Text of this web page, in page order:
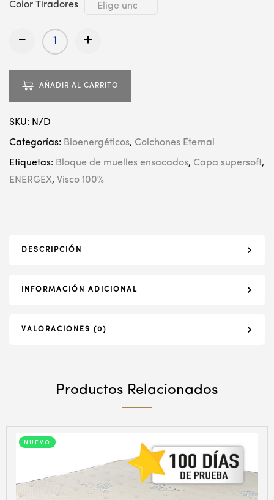
Color Tiradores
- +
AÑADIR AL CARRITO
SKU: N/D
Categorías: Bioenergéticos, Colchones Eternal
Etiquetas: Bloque de muelles ensacados, Capa supersoft,
ENERGEX, Visco 100%
DESCRIPCIÓN
INFORMACIÓN ADICIONAL
VALORACIONES (0)
Productos Relacionados
NUEVO